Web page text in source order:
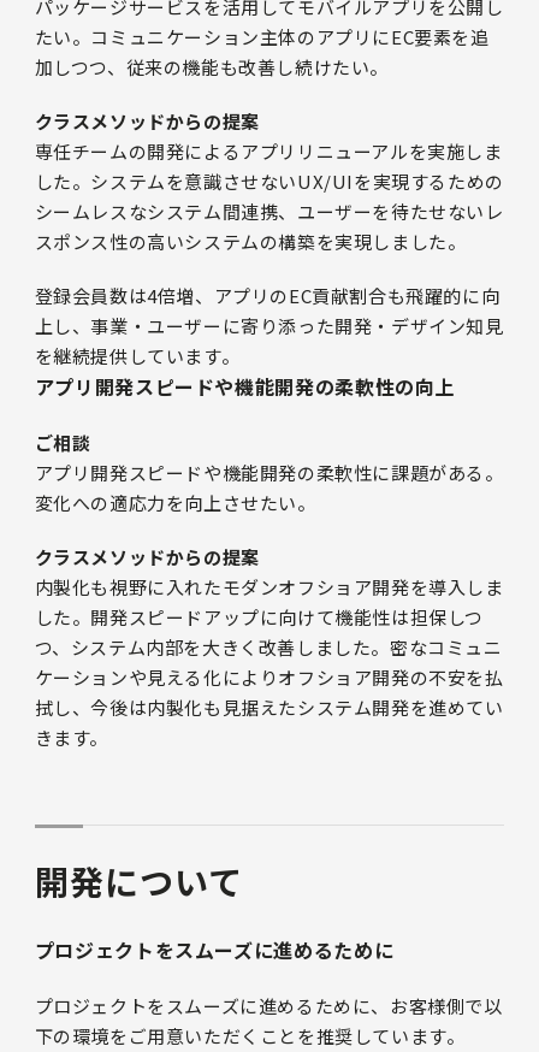
パッケージサービスを活用してモバイルアプリを公開し
たい。コミュニケーション主体のアプリにEC要素を追
加しつつ、従来の機能も改善し続けたい。
クラスメソッドからの提案
専任チームの開発によるアプリリニューアルを実施しま
した。システムを意識させないUX/UIを実現するための
シームレスなシステム間連携、ユーザーを待たせないレ
スポンス性の高いシステムの構築を実現しました。
登録会員数は4倍増、アプリのEC貢献割合も飛躍的に向
上し、事業・ユーザーに寄り添った開発・デザイン知見
を継続提供しています。
アプリ開発スピードや機能開発の柔軟性の向上
ご相談
アプリ開発スピードや機能開発の柔軟性に課題がある。
変化への適応力を向上させたい。
クラスメソッドからの提案
内製化も視野に入れたモダンオフショア開発を導入しま
した。開発スピードアップに向けて機能性は担保しつ
つ、システム内部を大きく改善しました。密なコミュニ
ケーションや見える化によりオフショア開発の不安を払
拭し、今後は内製化も見据えたシステム開発を進めてい
きます。
開発について
プロジェクトをスムーズに進めるために
プロジェクトをスムーズに進めるために、お客様側で以
下の環境をご用意いただくことを推奨しています。